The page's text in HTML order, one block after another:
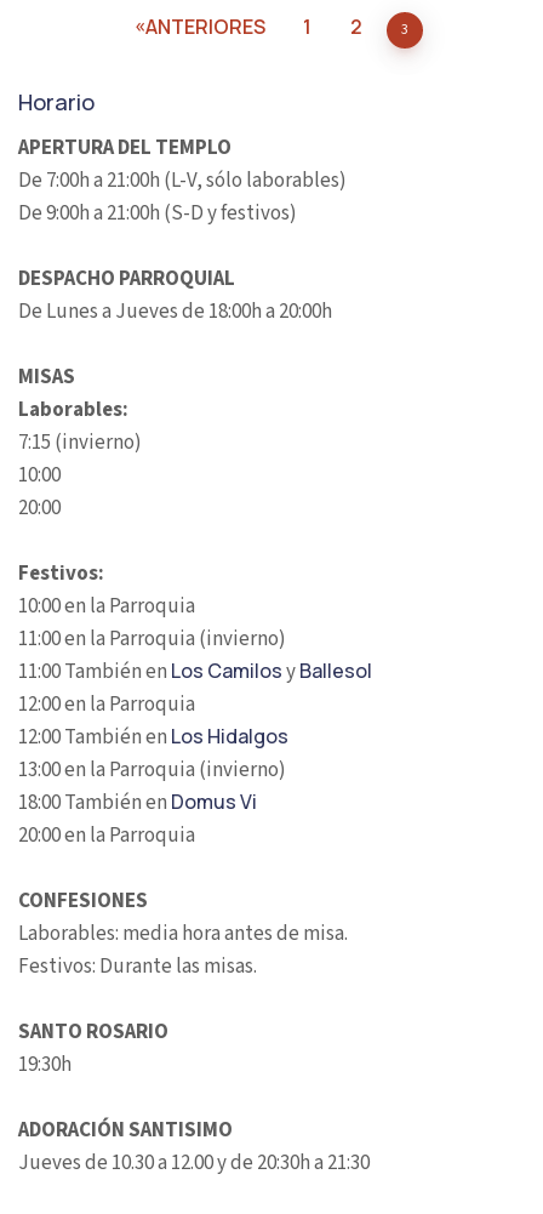
ANTERIORES 1 2 3
Horario
APERTURA DEL TEMPLO
De 7:00h a 21:00h (L-V, sólo laborables)
De 9:00h a 21:00h (S-D y festivos)
DESPACHO PARROQUIAL
De Lunes a Jueves de 18:00h a 20:00h
MISAS
Laborables:
7:15 (invierno)
10:00
20:00
Festivos:
10:00 en la Parroquia
11:00 en la Parroquia (invierno)
11:00 También en Los CamilosyBallesol
12:00 en la Parroquia
12:00 También en Los Hidalgos
13:00 en la Parroquia (invierno)
18:00 También en Domus Vi
20:00 en la Parroquia
CONFESIONES
Laborables: media hora antes de misa.
Festivos: Durante las misas.
SANTO ROSARIO
19:30h
ADORACIÓN SANTISIMO
Jueves de 10.30 a 12.00 y de 20:30h a 21:30